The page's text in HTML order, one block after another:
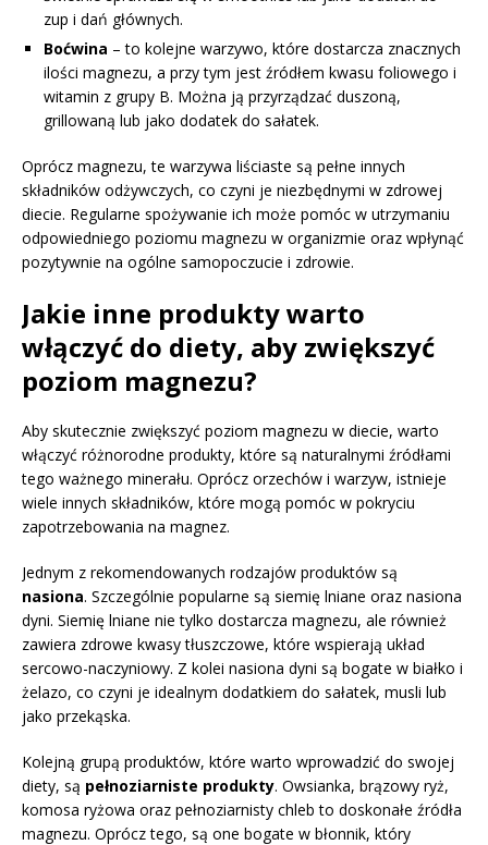
zup i dań głównych.
Boćwina – to kolejne warzywo, które dostarcza znacznych
ilości magnezu, a przy tym jest źródłem kwasu foliowego i
witamin z grupy B. Można ją przyrządzać duszoną,
grillowaną lub jako dodatek do sałatek.
Oprócz magnezu, te warzywa liściaste są pełne innych
składników odżywczych, co czyni je niezbędnymi w zdrowej
diecie. Regularne spożywanie ich może pomóc w utrzymaniu
odpowiedniego poziomu magnezu w organizmie oraz wpłynąć
pozytywnie na ogólne samopoczucie i zdrowie.
Jakie inne produkty warto
włączyć do diety, aby zwiększyć
poziom magnezu?
Aby skutecznie zwiększyć poziom magnezu w diecie, warto
włączyć różnorodne produkty, które są naturalnymi źródłami
tego ważnego minerału. Oprócz orzechów i warzyw, istnieje
wiele innych składników, które mogą pomóc w pokryciu
zapotrzebowania na magnez.
Jednym z rekomendowanych rodzajów produktów są
nasiona. Szczególnie popularne są siemię lniane oraz nasiona
dyni. Siemię lniane nie tylko dostarcza magnezu, ale również
zawiera zdrowe kwasy tłuszczowe, które wspierają układ
sercowo-naczyniowy. Z kolei nasiona dyni są bogate w białko i
żelazo, co czyni je idealnym dodatkiem do sałatek, musli lub
jako przekąska.
Kolejną grupą produktów, które warto wprowadzić do swojej
diety, są pełnoziarniste produkty. Owsianka, brązowy ryż,
komosa ryżowa oraz pełnoziarnisty chleb to doskonałe źródła
magnezu. Oprócz tego, są one bogate w błonnik, który